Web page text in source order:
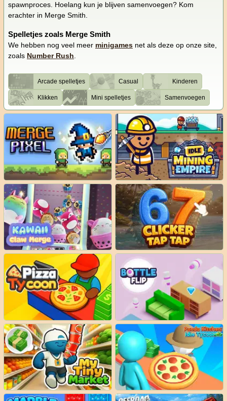
spawnproces. Hoelang kun je blijven samenvoegen? Kom
erachter in Merge Smith.
Spelletjes zoals Merge Smith
We hebben nog veel meer minigames net als deze op onze site,
zoals Number Rush.
Arcade spelletjes Casual Kinderen
Klikken Mini spelletjes Samenvoegen